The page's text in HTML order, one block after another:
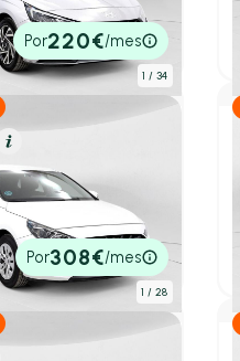
1 / 34
79cvManual
Por220€/mes
1 / 28
110cvManual
Por308€/mes